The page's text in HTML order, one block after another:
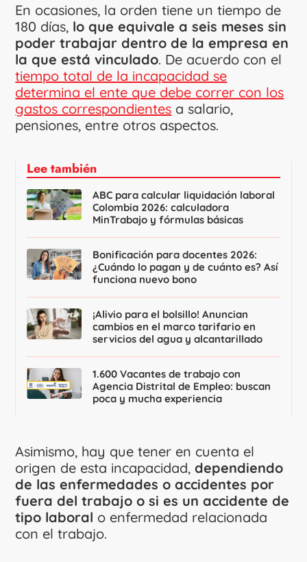
En ocasiones, la orden tiene un tiempo de
180 días, lo que equivale a seis meses sin
poder trabajar dentro de la empresa en
la que está vinculado. De acuerdo con el
tiempo total de la incapacidad se
determina el ente que debe correr con los
gastos correspondientes a salario,
pensiones, entre otros aspectos.
Lee también
ABC para calcular liquidación laboral
Colombia 2026: calculadora
MinTrabajo y fórmulas básicas
Bonificación para docentes 2026:
¿Cuándo lo pagan y de cuánto es? Así
funciona nuevo bono
¡Alivio para el bolsillo! Anuncian
cambios en el marco tarifario en
servicios del agua y alcantarillado
1.600 Vacantes de trabajo con
Agencia Distrital de Empleo: buscan
poca y mucha experiencia
Asimismo, hay que tener en cuenta el
origen de esta incapacidad,dependiendo
de las enfermedades o accidentes por
fuera del trabajo o si es un accidente de
tipo laboral o enfermedad relacionada
con el trabajo.